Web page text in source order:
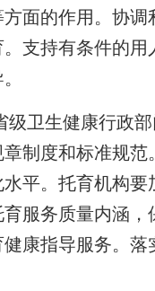
面的作用。协
支持有条件的
卫生健康行政部
制度和标准规
平。托育机构
服务质量内涵
康指导服务。